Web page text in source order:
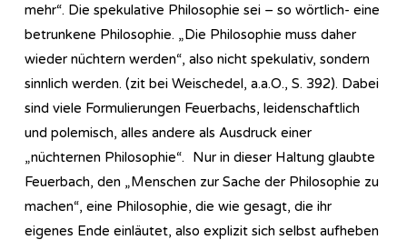
mehr“. Die spekulative Philosophie sei – so wörtlich- eine
betrunkene Philosophie. „Die Philosophie muss daher
wieder nüchtern werden“, also nicht spekulativ, sondern
sinnlich werden. (zit bei Weischedel, a.a.O., S. 392). Dabei
sind viele Formulierungen Feuerbachs, leidenschaftlich
und polemisch, alles andere als Ausdruck einer
„nüchternen Philosophie“. Nur in dieser Haltung glaubte
Feuerbach, den „Menschen zur Sache der Philosophie zu
machen“, eine Philosophie, die wie gesagt, die ihr
eigenes Ende einläutet, also explizit sich selbst aufheben